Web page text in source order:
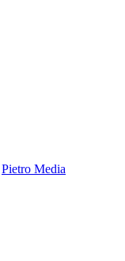
Pietro Media